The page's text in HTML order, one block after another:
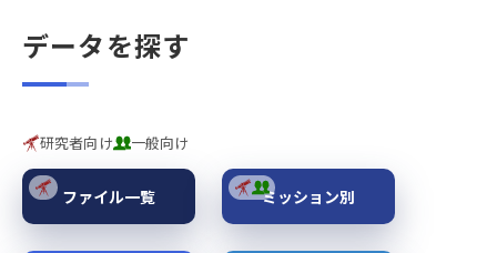
データを探す
研究者向け 一般向け
ファイル一覧 ミッション別